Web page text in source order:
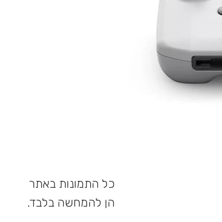
כל התמונות באתר
הן להמחשה בלבד.